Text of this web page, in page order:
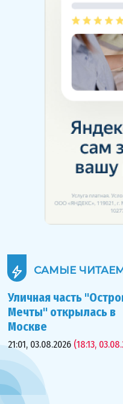
САМЫЕ
Уличная часть
Мечты" открылась в
Москве
21:01, 03.08.2026 (18:13,